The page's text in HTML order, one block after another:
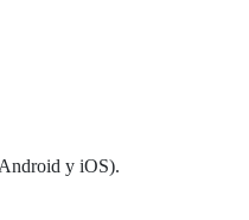
y iOS).